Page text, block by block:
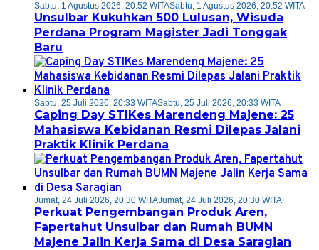
Sabtu, 1 Agustus 2026, 20:52 WITASabtu, 1 Agustus 2026, 20:52 WITA
Unsulbar Kukuhkan 500 Lulusan, Wisuda
Perdana Program Magister Jadi Tonggak
Baru
Sabtu, 25 Juli 2026, 20:33 WITASabtu, 25 Juli 2026, 20:33 WITA
Caping Day STIKes Marendeng Majene: 25
Mahasiswa Kebidanan Resmi Dilepas Jalani
Praktik Klinik Perdana
Jumat, 24 Juli 2026, 20:30 WITAJumat, 24 Juli 2026, 20:30 WITA
Perkuat Pengembangan Produk Aren,
Fapertahut Unsulbar dan Rumah BUMN
Majene Jalin Kerja Sama di Desa Saragian